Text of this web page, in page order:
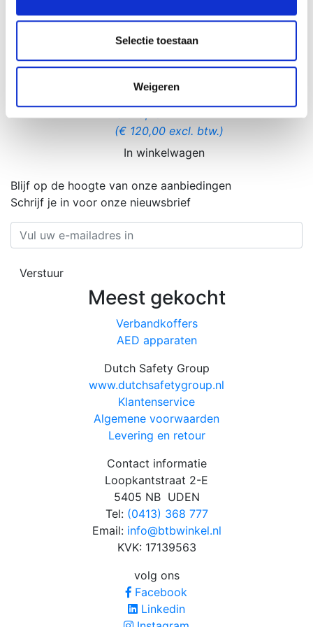
partners voor social media, adverteren en analyse. Deze
partners kunnen deze gegevens combineren met andere
informatie die u aan ze heeft verstrekt of die ze hebben
verzameld op basis van uw gebruik van hun services.
Selectie toestaan
Weigeren
(€ 16,00 excl. btw.)
In winkelwagen
Draagtas Cardiac
Science
€ 145,20
(€ 120,00 excl. btw.)
In winkelwagen
Blijf op de hoogte van onze aanbiedingen
Schrijf je in voor onze nieuwsbrief
Verstuur
Contact informatie
Loopkantstraat 2-E
5405 NB UDEN
Tel: (0413) 368 777
Email: info@btbwinkel.nl
KVK: 17139563
Meest gekocht
Verbandkoffers
AED apparaten
Dutch Safety Group
www.dutchsafetygroup.nl
Klantenservice
Algemene voorwaarden
Levering en retour
volg ons
Facebook
Linkedin